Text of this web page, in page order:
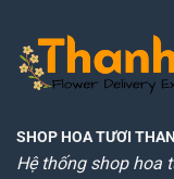
SHOP HOA TƯƠI
Hệ thống shop hoa